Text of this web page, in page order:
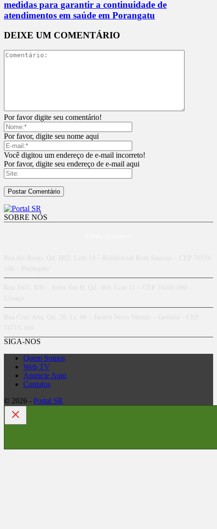
medidas para garantir a continuidade de
atendimentos em saúde em Porangatu
DEIXE UM COMENTÁRIO
Por favor digite seu comentário!
Por favor, digite seu nome aqui
Você digitou um endereço de e-mail incorreto!
Por favor, digite seu endereço de e-mail aqui
SOBRE NÓS
SIGA-NOS
Quem Somos
Web TV
Anuncie Aqui
Contatos
© 2026 - Portal SR